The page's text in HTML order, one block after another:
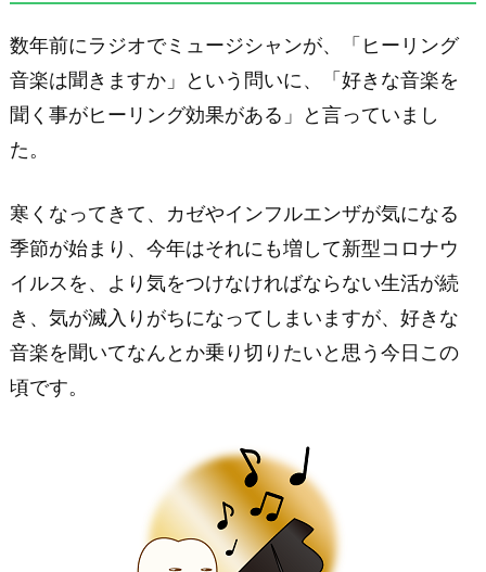
数年前にラジオでミュージシャンが、「ヒーリング
音楽は聞きますか」という問いに、「好きな音楽を
聞く事がヒーリング効果がある」と言っていまし
た。
寒くなってきて、カゼやインフルエンザが気になる
季節が始まり、今年はそれにも増して新型コロナウ
イルスを、より気をつけなければならない生活が続
き、気が滅入りがちになってしまいますが、好きな
音楽を聞いてなんとか乗り切りたいと思う今日この
頃です。